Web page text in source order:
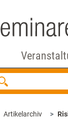
Artikelarchiv